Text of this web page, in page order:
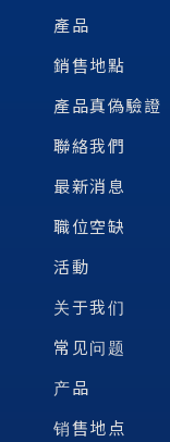
產品
銷售地點
產品真偽驗證
聯絡我們
最新消息
職位空缺
活動
关于我们
常见问题
产品
销售地点